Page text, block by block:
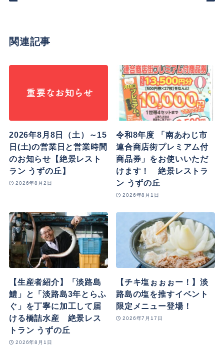
関連記事
2026年8月8日（土）～15
日(土)の営業日と営業時間
のお知らせ【絶景レスト
ラン うずの丘】
2026年8月2日
令和8年度 「南あわじ市
連合商店街プレミアム付
商品券」をお使いいただ
けます！ 絶景レストラ
ン うずの丘
2026年8月1日
【生産者紹介】「淡路島
鱧」と「淡路島3年とらふ
ぐ」を丁寧に加工して届
ける橋詰水産 絶景レス
トラン うずの丘
2026年8月1日
【チキ塩ぉぉぉー！】淡
路島の塩を推すイベント
限定メニュー登場！
2026年7月17日